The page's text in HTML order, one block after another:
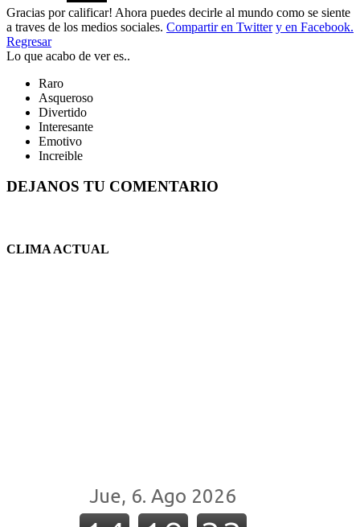
Gracias por calificar! Ahora puedes decirle al mundo como se siente
a traves de los medios sociales. Compartir en Twitter y en Facebook.
Regresar
Lo que acabo de ver es..
Raro
Asqueroso
Divertido
Interesante
Emotivo
Increible
DEJANOS TU COMENTARIO
CLIMA ACTUAL